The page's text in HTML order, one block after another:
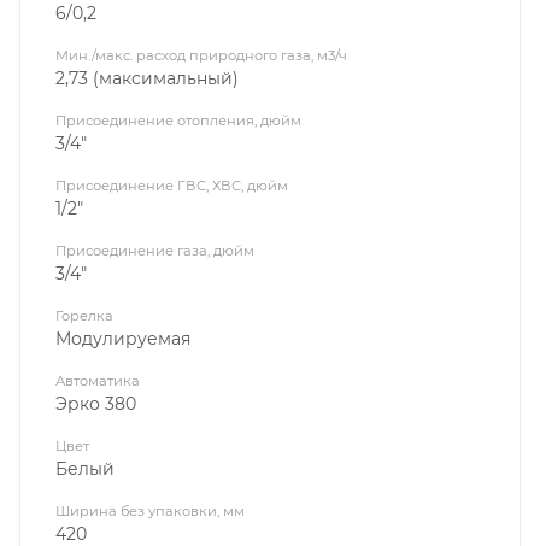
6/0,2
Мин./макс. расход природного газа, м3/ч
2,73 (максимальный)
Присоединение отопления, дюйм
3/4"
Присоединение ГВС, ХВС, дюйм
1/2"
Присоединение газа, дюйм
3/4"
Горелка
Модулируемая
Автоматика
Эрко 380
Цвет
Белый
Ширина без упаковки, мм
420